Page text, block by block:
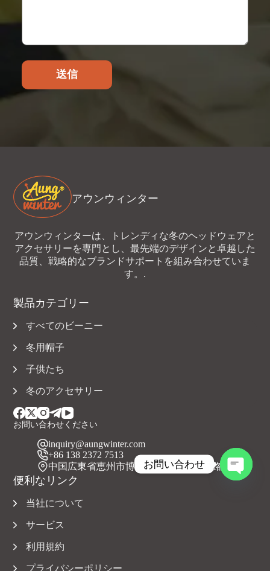
送信
アウンウィンター
アウンウィンターは、トレンディな冬のヘッドウェアと
アクセサリーを専門とし、最先端のデザインと卓越した
品質、戦略的なブランドサポートを組み合わせていま
す。.
お問い合わせください
inquiry@aungwinter.com
+86 138 2372 7513
中国広東省恵州市博羅県元洲鎮上興五路
便利なリンク
当社について
サービス
利用規約
プライバシーポリシー
製品カテゴリー
すべてのビーニー
冬用帽子
子供たち
冬のアクセサリー
お問い合わせ